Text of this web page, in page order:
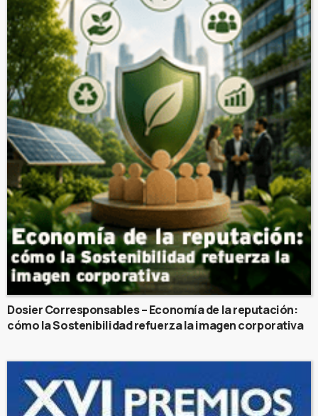
Dosier Corresponsables – Economía de la reputación:
cómo la Sostenibilidad refuerza la imagen corporativa